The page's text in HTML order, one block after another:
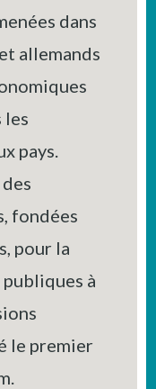
dans
allemands
les
pays.
fondées
pour la
à
le premier